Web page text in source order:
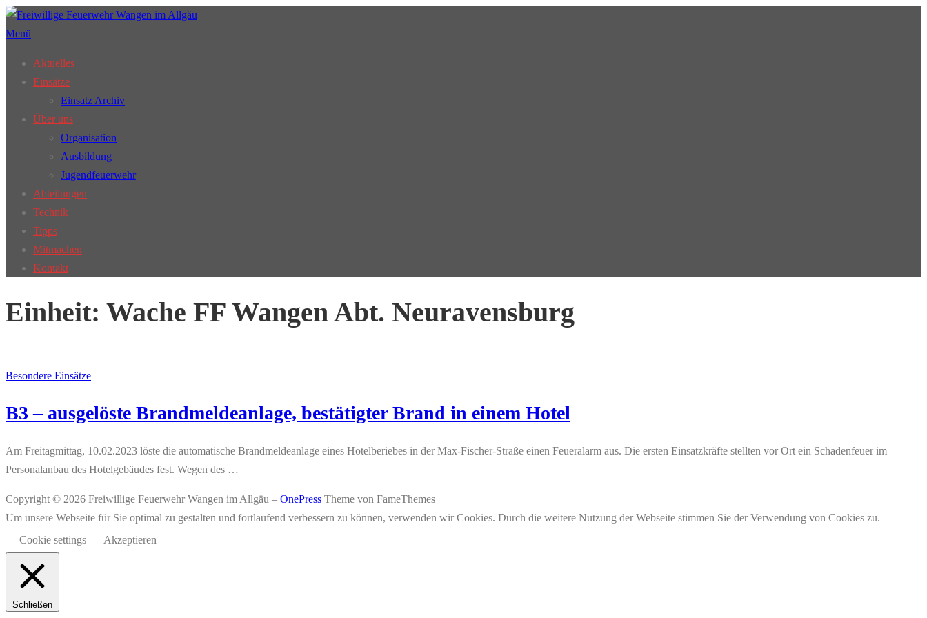
Zum
Inhalt
Menü
Aktuelles
Einsätze
Einsatz Archiv
Über uns
Organisation
Ausbildung
Jugendfeuerwehr
Abteilungen
Technik
Tipps
Mitmachen
Kontakt
Einheit: Wache FF Wangen Abt. Neuravensburg
Besondere Einsätze
B3 – ausgelöste Brandmeldeanlage, bestätigter Brand in einem Hotel
Am Freitagmittag, 10.02.2023 löste die automatische Brandmeldeanlage eines Hotelberiebes in der Max-Fischer-Straße einen Feueralarm aus. Die ersten Einsatzkräfte stellten vor Ort ein Schadenfeuer im
Personalanbau des Hotelgebäudes fest. Wegen des …
Copyright © 2026 Freiwillige Feuerwehr Wangen im Allgäu – OnePress Theme von FameThemes
Um unsere Webseite für Sie optimal zu gestalten und fortlaufend verbessern zu können, verwenden wir Cookies. Durch die weitere Nutzung der Webseite stimmen Sie der Verwendung von Cookies zu.
Cookie settings
Akzeptieren
Schließen